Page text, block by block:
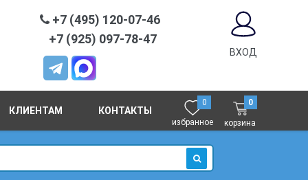
+7 (495) 120-07-46
+7 (925) 097-78-47
ВХОД
КЛИЕНТАМ КОНТАКТЫ
0
избранное
0
корзина
ИСКАТЬ